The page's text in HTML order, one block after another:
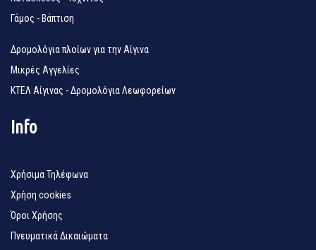
Γάμος - Βάπτιση
Δρομολόγια πλοίων για την Αίγινα
Μικρές Αγγελίες
ΚΤΕΛ Αίγινας - Δρομολόγια Λεωφορείων
Info
Χρήσιμα Τηλέφωνα
Χρήση cookies
Όροι Χρήσης
Πνευματικά Δικαιώματα